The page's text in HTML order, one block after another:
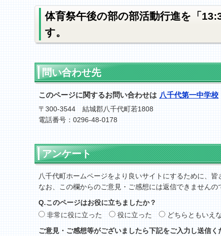
体育祭午後の部の部活動行進を「
す。
問い合わせ先
このページに関するお問い合わせは 八千代第一中学校
〒300-3544 結城郡八千代町若1808
電話番号：0296-48-0178
アンケート
八千代町ホームページをより良いサイトにするために、
なお、この欄からのご意見・ご感想には返信できませんの
Q.このページはお役に立ちましたか？
非常に役に立った
役に立った
どちらともいえ
ご意見・ご感想等がございましたら下記をご入力し送信く